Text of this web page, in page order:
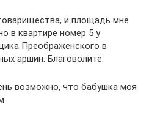
и площадь мне
в квартире номер 5 у
Преображенского в
аршин. Благоволите.
возможно, что бабушка моя